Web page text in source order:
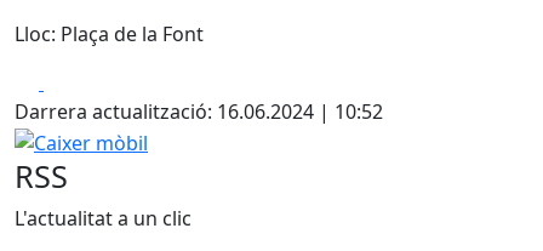
Lloc: Plaça de la Font
Darrera actualització: 16.06.2024 | 10:52
Caixer mòbil
RSS
L'actualitat a un clic